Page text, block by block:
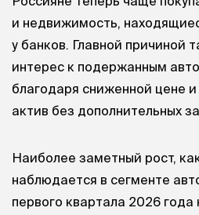
и недвижимость,
у банков. Главной причиной
интерес к подержанным
благодаря сниженной цене
актив без дополнительных
Наиболее заметный рост,
наблюдается в сегменте
первого квартала 2026 года